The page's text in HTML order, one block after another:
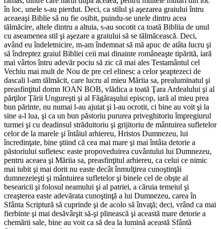
în loc, unele s-au pierdut. Deci, ca stilul şi aşezarea graiului întru
aceaeaşi Biblie să nu fie osibit, puindu-se unele dintru acea
tălmăcire, altele dintru a altuia, s-au socotit ca toată Bibliia de unul
cu aseamenea stil şi aşezare a graiului să se tălmăcească. Deci,
având eu îndeletnicire, m-am îndemnat să mă apuc de atâta lucru şi
să îndreptez graiul Bibliei ceii mai dinainte româneaşte tipărită, iară
mai vârtos întru adevăr pociu să zic că mai ales Testamântul cel
Vechiu mai mult de Nou de pre cel elinesc a celor şeaptezeci de
dascali l-am tălmăcit, care lucru al mieu Măriia sa, prealuminatul şi
preasfinţitul domn IOAN BOB, vlădica a toată Ţara Ardealului şi al
părţilor Ţării Ungureşti şi al Făgăraşului episcop, iară al mieu prea
bun părinte, nu numai l-au ajutat şi l-au ocrotit, ci bine au voit şi la
sine a-l lua, şi ca un bun păstoriu pururea priveghitoriu împregiurul
turmei şi cu deadinsul străduitoriu şi grijitoriu de mântuirea sufletelor
celor de la marele şi întâiul arhiereu, Hristos Dumnezeu, lui
încredinţate, bine ştiind că cea mai mare şi mai întâia detorie a
păstoriului sufletesc easte propoveduirea cuvântului lui Dumnezeu,
pentru aceaea şi Măriia sa, preasfinţitul arhiereu, ca celui ce nimic
mai iubit şi mai dorit nu easte decât înmulţirea cunoştinţăi
dumnezeieşti şi mântuirea sufletelor şi binele cel de obşte al
besearicii şi folosul neamului şi al patriei, a căruia temeiul şi
creaşterea easte adevărata cunoştinţă a lui Dumnezeu, carea în
Sfânta Scriptură să cuprinde şi de acolo să învaţă; deci, vrând ca mai
fierbinte şi mai desăvârşit să-şi plinească şi această mare detorie a
chemării sale, bine au voit ca să dea la lumină această Sfântă